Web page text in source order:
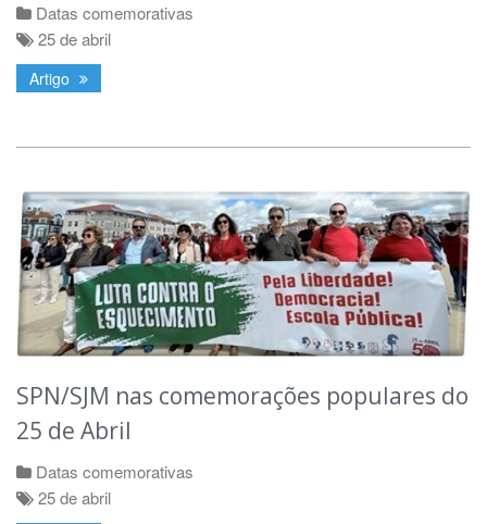
Datas comemorativas
25 de abril
Artigo
SPN/SJM nas comemorações populares do
25 de Abril
Datas comemorativas
25 de abril